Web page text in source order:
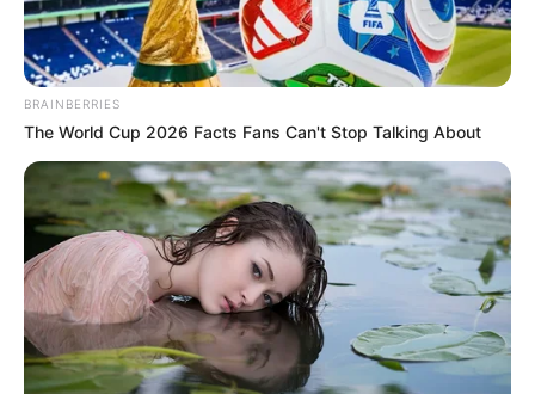
BRAINBERRIES
The World Cup 2026 Facts Fans Can't Stop Talking About